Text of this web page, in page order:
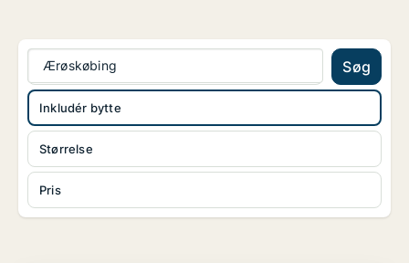
Ærøskøbing Søg
Størrelse
Pris
Inkludér bytte